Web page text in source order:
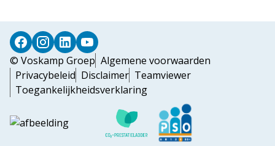
Deursystemen
Steigerconfigurator
Elektronisch factureren
© Voskamp Groep Algemene voorwaarden
Privacybeleid Disclaimer Teamviewer
Toegankelijkheidsverklaring